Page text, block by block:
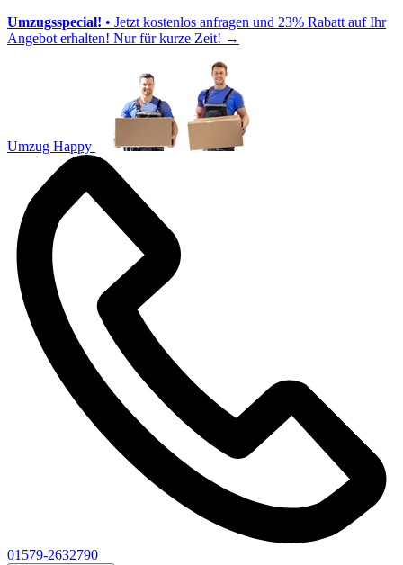
Umzugsspecial! • Jetzt kostenlos anfragen und 23% Rabatt auf Ihr
Angebot erhalten! Nur für kurze Zeit! →
Umzug Happy
01579-2632790